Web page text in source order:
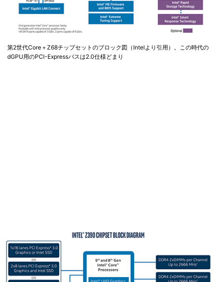
第2世代Core＋Z68チップセットのブロック図（Intelより引用）。この時代の
dGPU用のPCI-Expressバスは2.0仕様どまり